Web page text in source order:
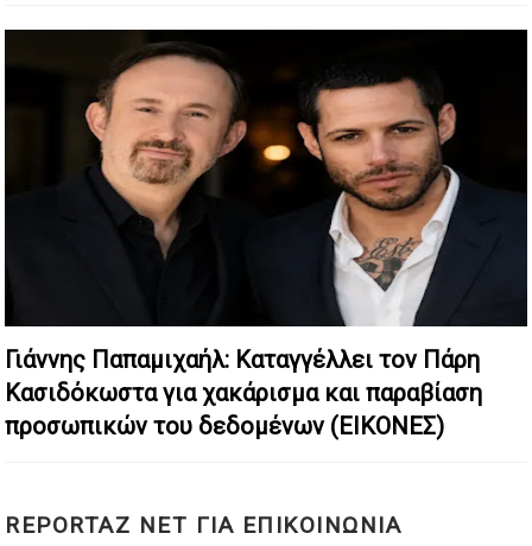
Γιάννης Παπαμιχαήλ: Καταγγέλλει τον Πάρη
Κασιδόκωστα για χακάρισμα και παραβίαση
προσωπικών του δεδομένων (ΕΙΚΟΝΕΣ)
REPORTAZ NET ΓΙΑ ΕΠΙΚΟΙΝΩΝΙΑ